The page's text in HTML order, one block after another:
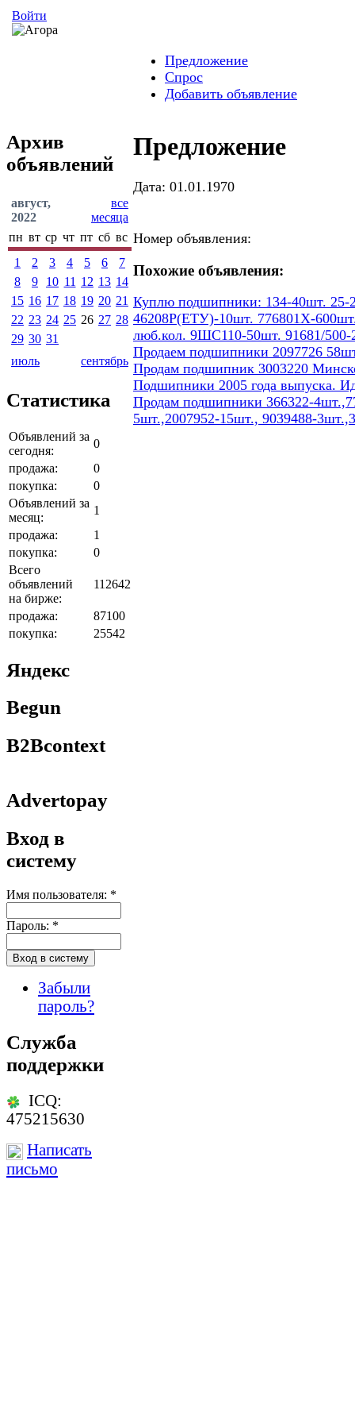
Войти
Предложение
Спрос
Добавить объявление
Архив
объявлений
август,
2022
все
месяца
пн вт ср чт пт сб вс
1
2 3 4 5 6
7
8
9 10 11 12 13 14
15 16 17 18 19 20 21
22 23 24 25 26 27 28
29 30 31
июль
сентябрь
Статистика
Объявлений за
сегодня:
0
продажа:
0
покупка:
0
Объявлений за
месяц:
1
продажа:
1
покупка:
0
Всего
объявлений
на бирже:
112642
продажа:
87100
покупка:
25542
Яндекс
Begun
B2Bcontext
Advertopay
Вход в
систему
Имя пользователя: *
Пароль: *
Забыли
пароль?
Служба
поддержки
ICQ:
475215630
Написать
письмо
Предложение
Дата: 01.01.1970
Номер объявления:
Похожие объявления:
Куплю подшипники: 134-40шт.
46208Р(ЕТУ)-10шт. 776801Х-
люб.кол. 9ШС110-50шт. 91681/500-
Продаем подшипники 2097726
Продам подшипник 3003220
Подшипники 2005 года выпуска.
Продам подшипники 366322-
5шт.,2007952-15шт., 9039488-